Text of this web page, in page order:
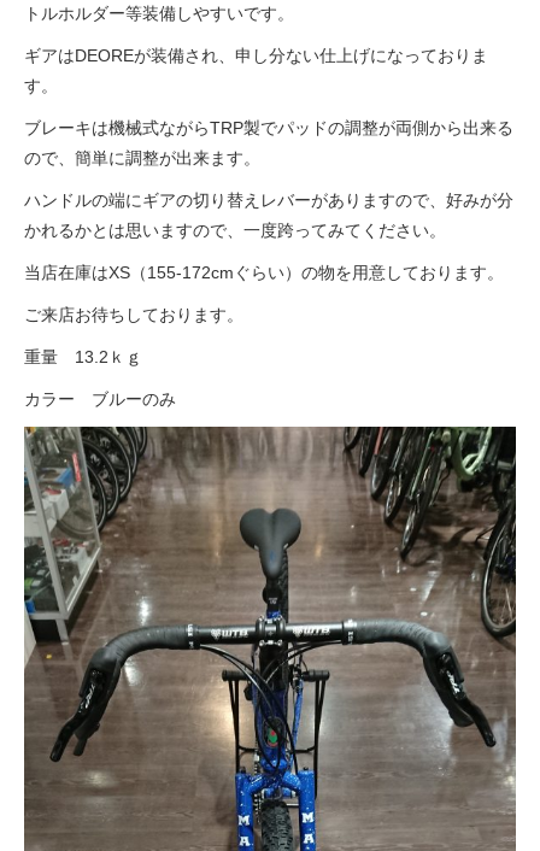
メディア
求人情報
募集中の求人情報
法人様
その他
お問い合わせ
会社概要
個人情報保護
トルホルダー等装備しやすいです。
ギアはDEOREが装備され、申し分ない仕上げになっておりま
す。
ブレーキは機械式ながらTRP製でパッドの調整が両側から出来る
ので、簡単に調整が出来ます。
ハンドルの端にギアの切り替えレバーがありますので、好みが分
かれるかとは思いますので、一度跨ってみてください。
当店在庫はXS（155-172cmぐらい）の物を用意しております。
ご来店お待ちしております。
重量 13.2ｋｇ
カラー ブルーのみ